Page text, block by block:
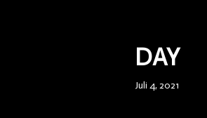
DAY
Juli 4, 2021